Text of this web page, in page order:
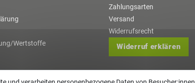
Wertstoffe
Zahlungsarten
Versand
Widerrufsrecht
Widerruf erklären